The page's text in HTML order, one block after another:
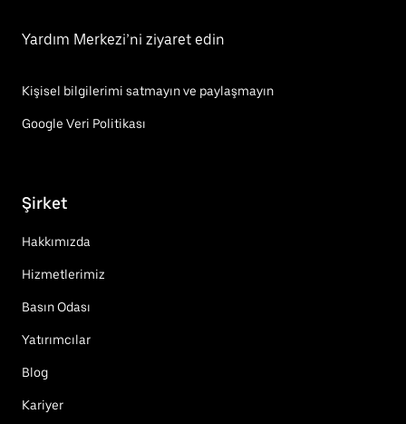
Yardım Merkezi’ni ziyaret edin
Kişisel bilgilerimi satmayın ve paylaşmayın
Google Veri Politikası
Şirket
Hakkımızda
Hizmetlerimiz
Basın Odası
Yatırımcılar
Blog
Kariyer